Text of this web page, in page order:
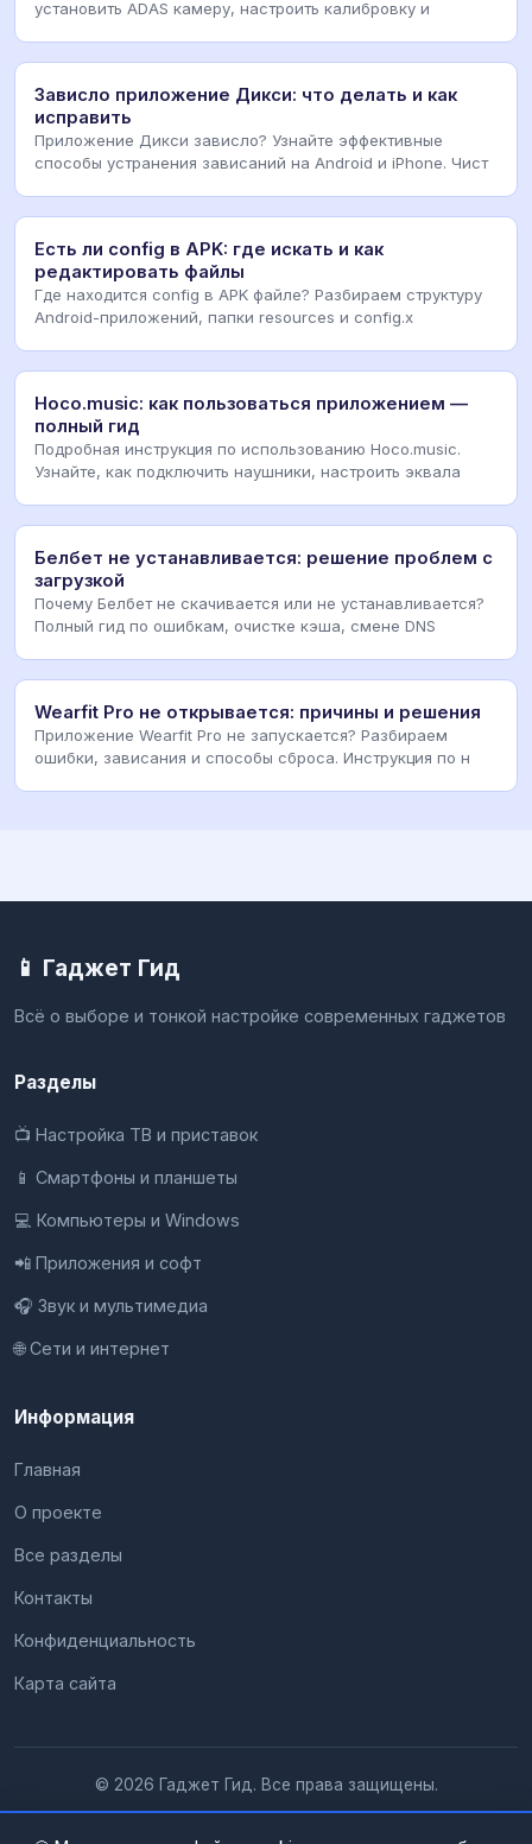
установить ADAS камеру, настроить калибровку и
Зависло приложение Дикси: что делать и как
исправить
Приложение Дикси зависло? Узнайте эффективные
способы устранения зависаний на Android и iPhone. Чист
Есть ли config в APK: где искать и как
редактировать файлы
Где находится config в APK файле? Разбираем структуру
Android-приложений, папки resources и config.x
Hoco.music: как пользоваться приложением —
полный гид
Подробная инструкция по использованию Hoco.music.
Узнайте, как подключить наушники, настроить эквала
Белбет не устанавливается: решение проблем с
загрузкой
Почему Белбет не скачивается или не устанавливается?
Полный гид по ошибкам, очистке кэша, смене DNS
Wearfit Pro не открывается: причины и решения
Приложение Wearfit Pro не запускается? Разбираем
ошибки, зависания и способы сброса. Инструкция по н
📱 Гаджет Гид
Всё о выборе и тонкой настройке современных гаджетов
Разделы
📺 Настройка ТВ и приставок
📱 Смартфоны и планшеты
💻 Компьютеры и Windows
📲 Приложения и софт
🎧 Звук и мультимедиа
🌐 Сети и интернет
Информация
Главная
О проекте
Все разделы
Контакты
Конфиденциальность
Карта сайта
© 2026 Гаджет Гид. Все права защищены.